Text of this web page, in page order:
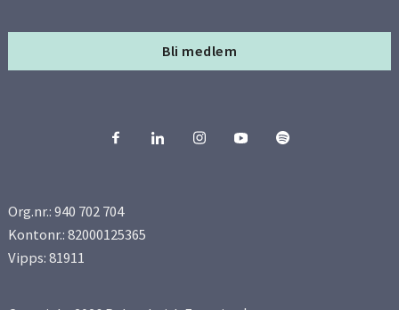
Bli medlem
Org.nr.: 940 702 704
Kontonr.: 82000125365
Vipps: 81911